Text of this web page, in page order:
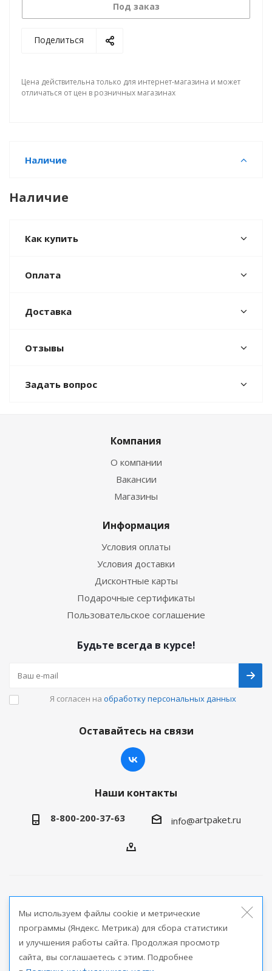
Под заказ
Поделиться
Цена действительна только для интернет-магазина и может
отличаться от цен в розничных магазинах
Наличие
Наличие
Как купить
Оплата
Доставка
Отзывы
Задать вопрос
Компания
О компании
Вакансии
Магазины
Информация
Условия оплаты
Условия доставки
Дисконтные карты
Подарочные сертификаты
Пользовательское соглашение
Будьте всегда в курсе!
Я согласен на обработку персональных данных
Оставайтесь на связи
Наши контакты
8-800-200-37-63 info@artpaket.ru
продукции
Версия для печати
Мы используем файлы cookie и метрические
программы (Яндекс. Метрика) для сбора статистики
и улучшения работы сайта. Продолжая просмотр
сайта, вы соглашаетесь с этим. Подробнее